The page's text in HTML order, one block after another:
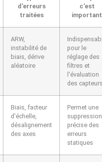
d'erreurs
traitées
c'est
important
ARW,
instabilité de
biais, dérive
aléatoire
pour le
réglage des
filtres et
l'évaluation
des
Biais, facteur
d'échelle,
désalignement
des axes
Permet une
suppression
précise des
erreurs
statiques